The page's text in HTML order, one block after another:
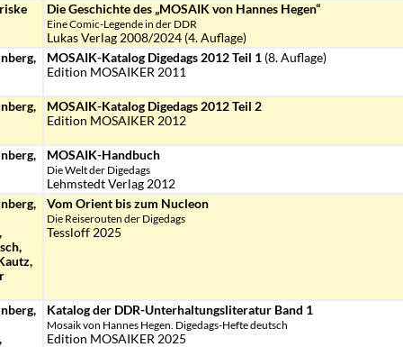
Die Geschichte des „MOSAIK von Hannes Hegen“
Eine Comic-Legende in der DDR
Lukas Verlag 2008/2024 (4. Auflage)
MOSAIK-Katalog Digedags 2012 Teil 1(8. Auflage)
Edition MOSAIKER 2011
MOSAIK-Katalog Digedags 2012 Teil 2
Edition MOSAIKER 2012
MOSAIK-Handbuch
Die Welt der Digedags
Lehmstedt Verlag 2012
Vom Orient bis zum Nucleon
Die Reiserouten der Digedags
Tessloff 2025
Katalog der DDR-Unterhaltungsliteratur Band 1
Mosaik von Hannes Hegen. Digedags-Hefte deutsch
Edition MOSAIKER 2025